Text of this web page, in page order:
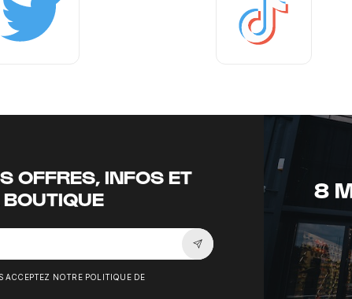
OFFRES, INFOS ET
Souscrire à la newsletter
ACCEPTEZ NOTRE POLITIQUE DE
8